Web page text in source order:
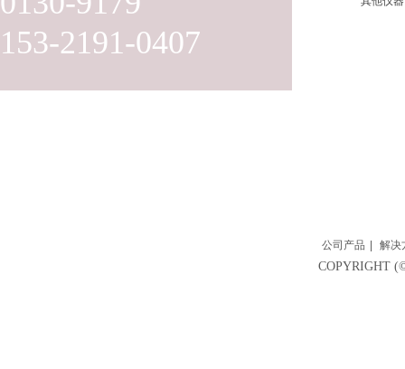
153-2191-0407
公司产品 解决
COPYRIGHT